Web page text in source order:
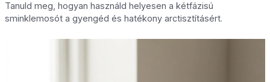
Tanuld meg, hogyan használd helyesen a kétfázisú
sminklemosót a gyengéd és hatékony arctisztításért.